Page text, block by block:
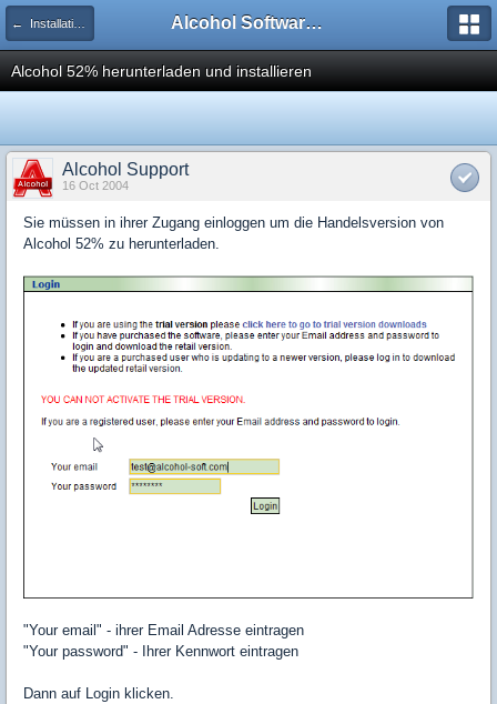
← Installations Probleme Alcohol Software Official Support Forum
Alcohol 52% herunterladen und installieren
Alcohol Support
16 Oct 2004
Sie müssen in ihrer Zugang einloggen um die Handelsversion von
Alcohol 52% zu herunterladen.
"Your email" - ihrer Email Adresse eintragen
"Your password" - Ihrer Kennwort eintragen
Dann auf Login klicken.